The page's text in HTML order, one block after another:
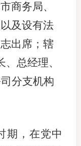
商务局、
及设有法
出席；辖
总经理、
分支机构
，在党中